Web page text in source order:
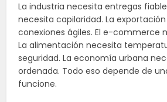
La industria necesita entregas
necesita capilaridad. La
conexiones ágiles. El e-commerce
La alimentación necesita
seguridad. La economía urbana
ordenada. Todo eso depende de
funcione.